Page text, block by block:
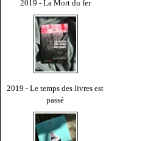
2019 - La Mort du fer
2019 - Le temps des livres est
passé